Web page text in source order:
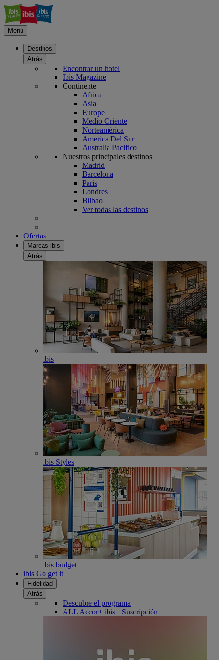
Menú
Destinos
Atrás
Encontrar un hotel
Ibis Magazine
Continente
Africa
Asia
Europe
Medio Oriente
Norteamérica
America Del Sur
Australia Pacifico
Nuestros principales destinos
Madrid
Barcelona
Paris
Londres
Bilbao
Ver todas las destinos
Ofertas
Marcas ibis
Atrás
ibis
ibis Styles
ibis budget
ibis Go get it
Fidelidad
Atrás
Descubre el programa
ALL Accor+ ibis - Suscripción